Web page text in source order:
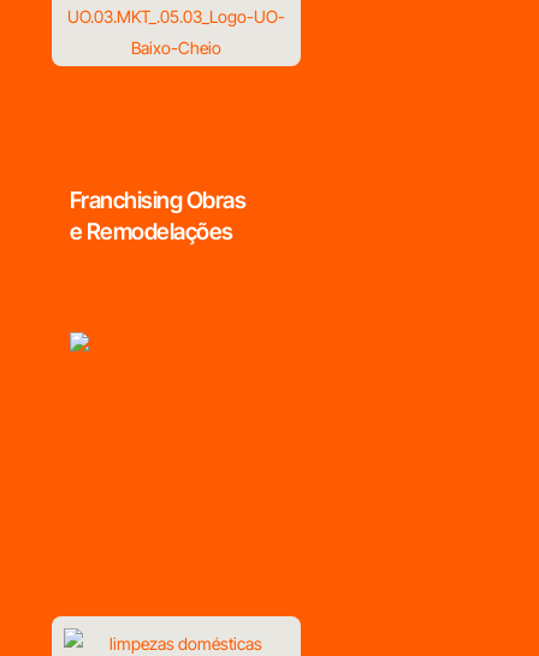
Franchising Obras
e Remodelações